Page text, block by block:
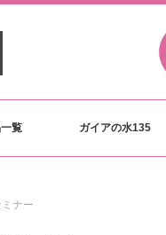
覧 ガイアの水135
ナー